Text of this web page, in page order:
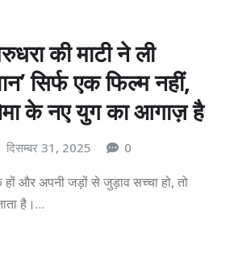
की माटी ने ली
सिर्फ एक फिल्म नहीं,
के नए युग का आगाज़ है
दिसम्बर 31, 2025 0
और अपनी जड़ों से जुड़ाव सच्चा हो, तो
है।…